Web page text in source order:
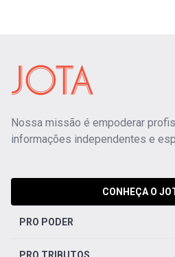
Nossa missão é empoderar
informações independentes e
CONHEÇA O
PRO PODER